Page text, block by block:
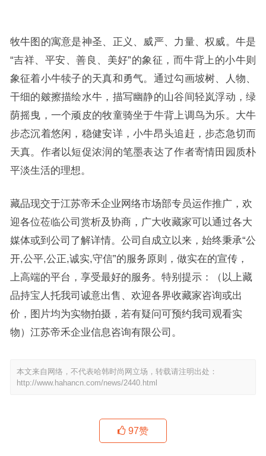
牧牛图的寓意是神圣、正义、威严、力量、权威。牛是
“吉祥、平安、善良、美好”的象征，而牛背上的小牛则
象征着小牛犊子的天真和勇气。通过勾画坡树、人物、
干细的皴擦描绘水牛，描写幽静的山谷间轻岚浮动，绿
荫摇曳，一个顽皮的牧童骑坐于牛背上调鸟为乐。大牛
步态沉着悠闲，稳健安详，小牛昂头追赶，步态急切而
天真。作者以短促浓润的笔墨表达了作者寄情田园质朴
平淡生活的理想。
藏品现交于江苏帝禾企业网络市场部专员运作推广，欢
迎各位莅临公司赏析及协商，广大收藏家可以通过各大
媒体或到公司了解详情。公司自成立以来，始终秉承“公
开,公平,公正,诚实,守信”的服务原则，做实在的宣传，
上高端的平台，享受最好的服务。特别提示：（以上藏
品持宝人托我司诚意出售、欢迎各界收藏家咨询或出
价，图片均为实物拍摄，若有疑问可预约我司观看实
物）江苏帝禾企业信息咨询有限公司。
本文来自网络，不代表哈韩时尚网立场，转载请注明出处：
http://www.hahancn.com/news/2440.html
97赞